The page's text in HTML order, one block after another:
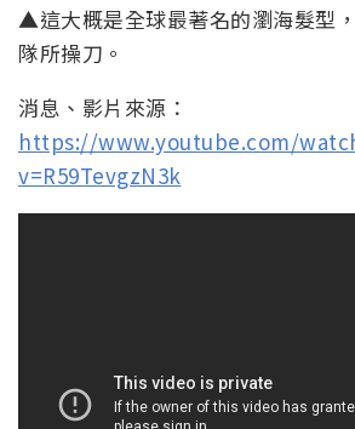
▲這大概是全球最著名的瀏海髮型
隊所操刀。
消息、影片來源：
https://www.youtube.com/
v=R59TevgzN3k